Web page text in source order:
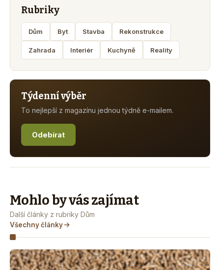
Rubriky
Dům Byt Stavba Rekonstrukce
Zahrada Interiér Kuchyně Reality
Týdenní výběr
To nejlepší z magazínu jednou týdně e-mailem.
Odebírat
Mohlo by vás zajímat
Další články z rubriky Dům
Všechny články